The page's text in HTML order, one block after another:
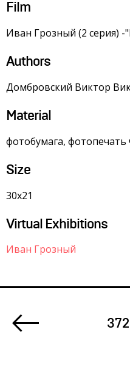
Film
Иван Грозный (2 серия) -
Authors
Домбровский Виктор
Material
фотобумага, фотопечать
Size
30х21
Virtual Exhibitions
Иван Грозный